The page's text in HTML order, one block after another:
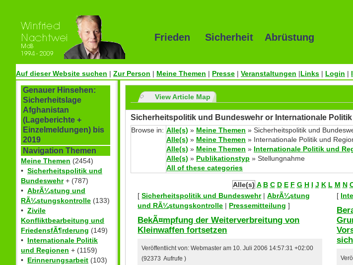
Frieden Sicherheit Abrüstung
Auf dieser Website suchen | Zur Person | Meine Themen | Presse | Veranstaltungen |Links | Login |
Genauer Hinsehen:
Sicherheitslage
Afghanistan
(Lageberichte +
Einzelmeldungen) bis
2019
Navigation Themen
Meine Themen (2454)
• Sicherheitspolitik und
Bundeswehr+ (787)
• AbrÃ¼stung und
RÃ¼stungskontrolle (133)
• Zivile
Konfliktbearbeitung und
FriedensfÃ¶rderung (149)
• Internationale Politik
und Regionen + (1159)
• Erinnerungsarbeit (103)
View Article Map
Sicherheitspolitik und Bundeswehr or Internationale
Browse in: Alle(s) » Meine Themen » Sicherheitspolitik und
Alle(s) » Meine Themen » Internationale Politik und
Alle(s) » Meine Themen » Internationale Politik und
Alle(s) » Publikationstyp » Stellungnahme
All of these categories
Alle(s) A B C D E F G H I J K L M N
[Sicherheitspolitik und Bundeswehr|AbrÃ¼stung
und RÃ¼stungskontrolle | Pressemitteilung ]
BekÃ¤mpfung der Weiterverbreitung von
Kleinwaffen fortsetzen
Veröffentlicht von: Webmaster am 10. Juli 2006 14:57:31 +02:00
(92373 Aufrufe )
[